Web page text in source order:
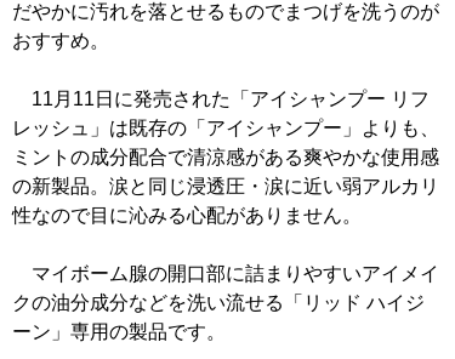
だやかに汚れを落とせるものでまつげを洗うのが
おすすめ。
11月11日に発売された「アイシャンプー リフ
レッシュ」は既存の「アイシャンプー」よりも、
ミントの成分配合で清涼感がある爽やかな使用感
の新製品。涙と同じ浸透圧・涙に近い弱アルカリ
性なので目に沁みる心配がありません。
マイボーム腺の開口部に詰まりやすいアイメイ
クの油分成分などを洗い流せる「リッド ハイジ
ーン」専用の製品です。